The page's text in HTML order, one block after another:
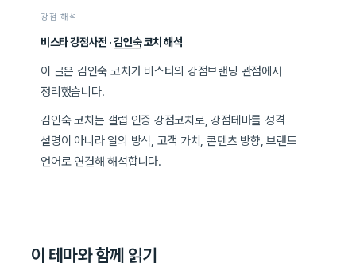
강점 해석
비스타 강점사전 ·김인숙코치 해석
이 글은 김인숙 코치가 비스타의 강점브랜딩 관점에서
정리했습니다.
김인숙 코치는 갤럽 인증 강점코치로, 강점테마를 성격
설명이 아니라 일의 방식, 고객 가치, 콘텐츠 방향, 브랜드
언어로 연결해 해석합니다.
이 테마와 함께 읽기